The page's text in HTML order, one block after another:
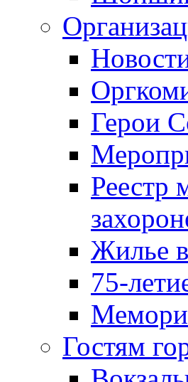
Герои
Реестр
Жилье
75-
Гостям